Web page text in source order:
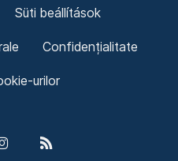
Süti beállítások
Confidențialitate
urilor